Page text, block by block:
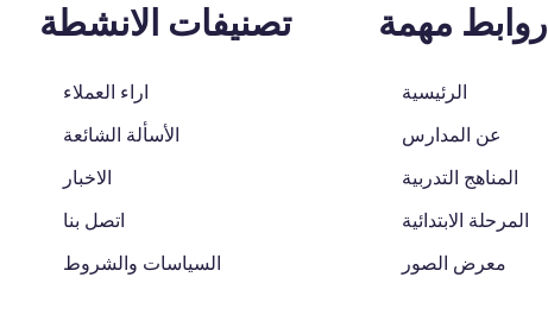
تصنيفات الانشطة
اراء العملاء
الأسألة الشائعة
الاخبار
اتصل بنا
السياسات والشروط
روابط مهمة
الرئيسية
عن المدارس
المناهج التدربية
المرحلة الابتدائية
معرض الصور